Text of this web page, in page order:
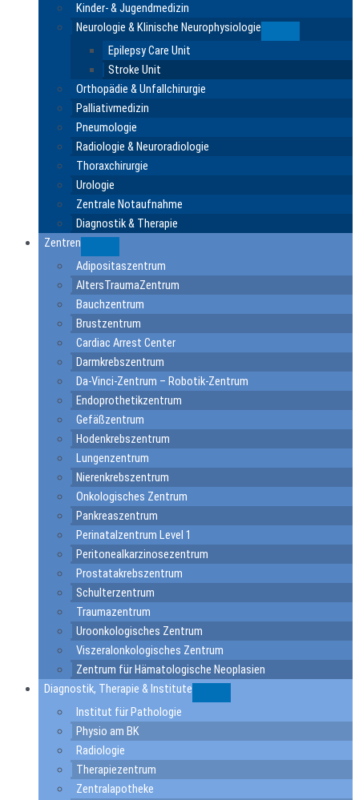
Kinder- & Jugendmedizin
Neurologie & Klinische Neurophysiologie
Epilepsy Care Unit
Stroke Unit
Orthopädie & Unfallchirurgie
Palliativmedizin
Pneumologie
Radiologie & Neuroradiologie
Thoraxchirurgie
Urologie
Zentrale Notaufnahme
Diagnostik & Therapie
Zentren
Adipositaszentrum
AltersTraumaZentrum
Bauchzentrum
Brustzentrum
Cardiac Arrest Center
Darmkrebszentrum
Da-Vinci-Zentrum – Robotik-Zentrum
Endoprothetikzentrum
Gefäßzentrum
Hodenkrebszentrum
Lungenzentrum
Nierenkrebszentrum
Onkologisches Zentrum
Pankreaszentrum
Perinatalzentrum Level 1
Peritonealkarzinosezentrum
Prostatakrebszentrum
Schulterzentrum
Traumazentrum
Uroonkologisches Zentrum
Viszeralonkologisches Zentrum
Zentrum für Hämatologische Neoplasien
Diagnostik, Therapie & Institute
Institut für Pathologie
Physio am BK
Radiologie
Therapiezentrum
Zentralapotheke